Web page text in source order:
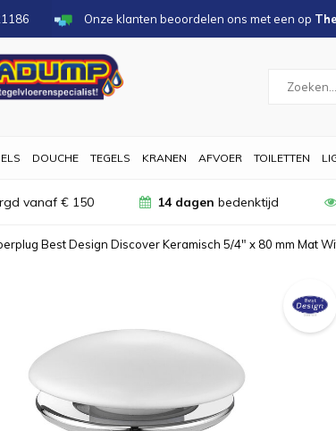
Onze klanten beoordelen ons met een op
DOUCHE TEGELS KRANEN AFVOER TOILETTEN
vanaf € 150 14 dagen bedenktijd
Best Design Discover Keramisch 5/4" x 80 mm Mat